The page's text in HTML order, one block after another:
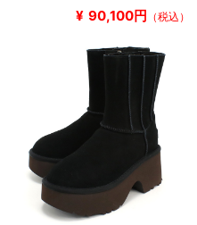
¥ 90,100円 （税込）